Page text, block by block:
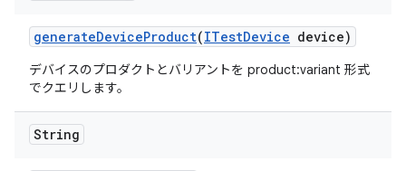
generateDeviceProduct(ITestDevice device)
デバイスのプロダクトとバリアントを product:variant 形式
でクエリします。
String